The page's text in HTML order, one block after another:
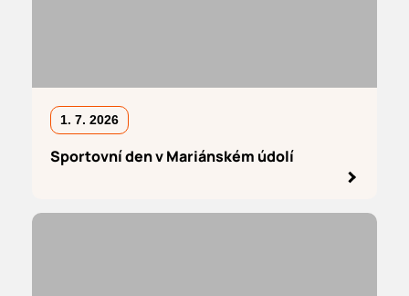
1. 7. 2026
Sportovní den v Mariánském údolí